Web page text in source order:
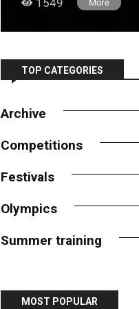
1549 More
TOP CATEGORIES
Archive
Competitions
Festivals
Olympics
Summer training
MOST POPULAR